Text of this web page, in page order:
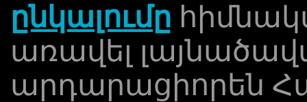
ընկալումը
առավել
արդարացիորեն